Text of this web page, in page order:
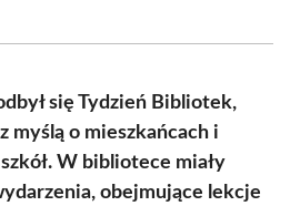
się Tydzień Bibliotek,
myślą o mieszkańcach i
W bibliotece miały
obejmujące lekcje